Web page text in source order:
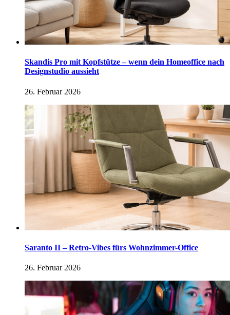
Skandis Pro mit Kopfstütze – wenn dein Homeoffice nach
Designstudio aussieht
26. Februar 2026
Saranto II – Retro-Vibes fürs Wohnzimmer-Office
26. Februar 2026